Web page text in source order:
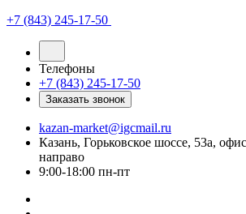
+7 (843) 245-17-50
Телефоны
+7 (843) 245-17-50
Заказать звонок
kazan-market@igcmail.ru
Казань, ​Горьковское шоссе, 53а,
направо
9:00-18:00 пн-пт